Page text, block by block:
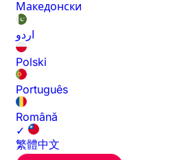
Македонски
اردو
Polski
Português
Română
✓
繁體中文